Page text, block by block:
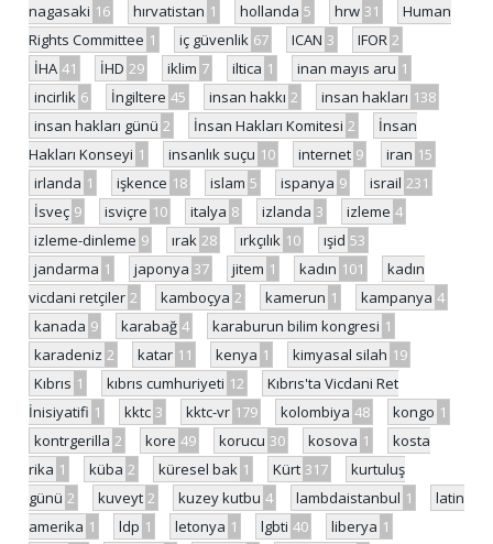
nagasaki 16 hırvatistan 1 hollanda 5 hrw 31
Human
Rights Committee 1 iç güvenlik 67 ICAN 3 IFOR 2
İHA 41 İHD 29 iklim 7 iltica 1 inan mayıs aru 1
incirlik 6 İngiltere 45 insan hakkı 2 insan hakları 138
insan hakları günü 2 İnsan Hakları Komitesi 2
İnsan
Hakları Konseyi 1 insanlık suçu 10 internet 9 iran 15
irlanda 1 işkence 18 islam 5 ispanya 9 israil 231
İsveç 9 isviçre 10 italya 8 izlanda 3 izleme 4
izleme-dinleme 9 ırak 28 ırkçılık 10 ışid 53
jandarma 1 japonya 37 jitem 1 kadın 101
kadın
vicdani retçiler 2 kamboçya 2 kamerun 1 kampanya 4
kanada 9 karabağ 4 karaburun bilim kongresi 1
karadeniz 2 katar 11 kenya 1 kimyasal silah 19
Kıbrıs 1 kıbrıs cumhuriyeti 12
Kıbrıs'ta Vicdani Ret
İnisiyatifi 1 kktc 3 kktc-vr 179 kolombiya 48 kongo 1
kontrgerilla 2 kore 49 korucu 30 kosova 1
kosta
rika 1 küba 2 küresel bak 1 Kürt 317
kurtuluş
günü 2 kuveyt 2 kuzey kutbu 4 lambdaistanbul 1
latin
amerika 1 ldp 1 letonya 1 lgbti 40 liberya 1